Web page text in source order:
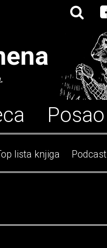
Posao
lista knjiga Podcast